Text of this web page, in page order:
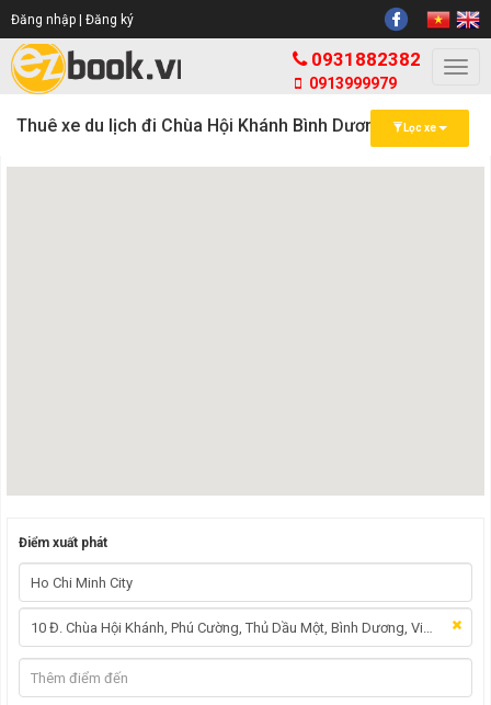
Đăng nhập | Đăng ký
0931882382
0913999979
Thuê xe du lịch đi Chùa Hội Khánh Bình Dương Lọc xe
Điểm xuất phát